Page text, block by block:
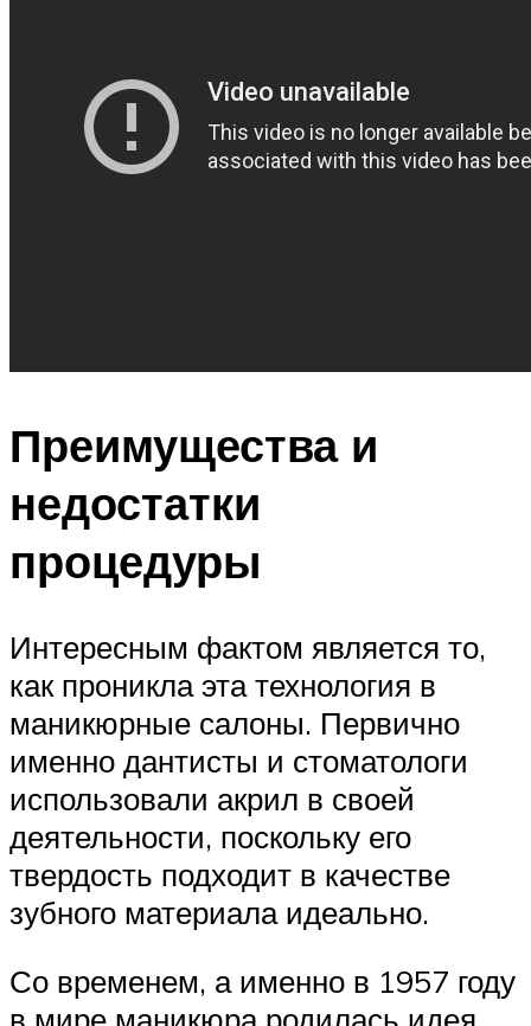
Преимущества и
недостатки
процедуры
Интересным фактом является то,
как проникла эта технология в
маникюрные салоны. Первично
именно дантисты и стоматологи
использовали акрил в своей
деятельности, поскольку его
твердость подходит в качестве
зубного материала идеально.
Со временем, а именно в 1957 году